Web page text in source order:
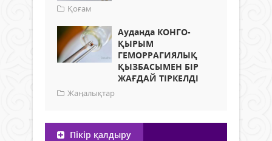
Қоғам
Ауданда КОНГО-
ҚЫРЫМ
ГЕМОРРАГИЯЛЫҚ
ҚЫЗБАСЫМЕН БІР
ЖАҒДАЙ ТІРКЕЛДІ
Жаңалықтар
Пікір қалдыру